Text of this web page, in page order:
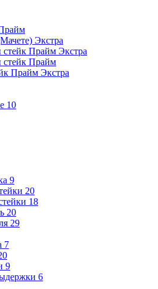
Экстра
Прайм Экстра
Прайм
Прайм Экстра
10
9
20
18
20
29
7
9
6